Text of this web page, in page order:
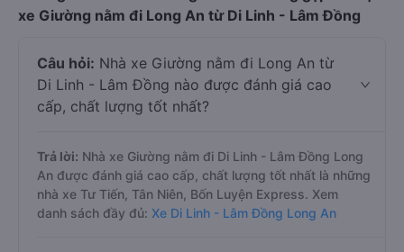
xe Giường nằm đi Long An từ Di Linh - Lâm Đồng
Câu hỏi: Nhà xe Giường nằm đi Long An từ
Di Linh - Lâm Đồng nào được đánh giá cao
cấp, chất lượng tốt nhất?
Trả lời: Nhà xe Giường nằm đi Di Linh - Lâm Đồng Long
An được đánh giá cao cấp, chất lượng tốt nhất là những
nhà xe Tư Tiến, Tân Niên, Bốn Luyện Express. Xem
danh sách đầy đủ: Xe Di Linh - Lâm Đồng Long An